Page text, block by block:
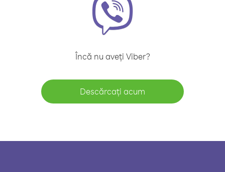
Încă nu aveți Viber?
Descărcați acum